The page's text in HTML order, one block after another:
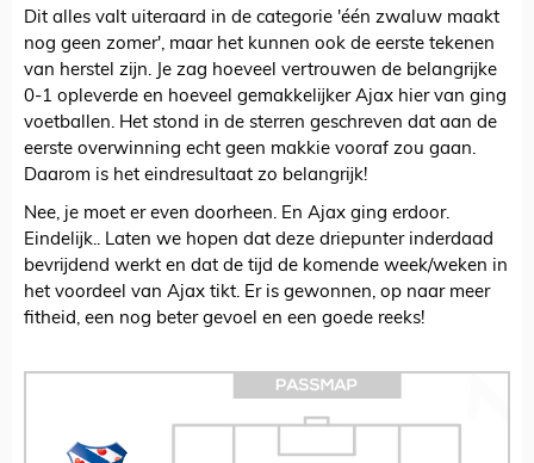
Dit alles valt uiteraard in de categorie 'één zwaluw maakt
nog geen zomer', maar het kunnen ook de eerste tekenen
van herstel zijn. Je zag hoeveel vertrouwen de belangrijke
0-1 opleverde en hoeveel gemakkelijker Ajax hier van ging
voetballen. Het stond in de sterren geschreven dat aan de
eerste overwinning echt geen makkie vooraf zou gaan.
Daarom is het eindresultaat zo belangrijk!
Nee, je moet er even doorheen. En Ajax ging erdoor.
Eindelijk.. Laten we hopen dat deze driepunter inderdaad
bevrijdend werkt en dat de tijd de komende week/weken in
het voordeel van Ajax tikt. Er is gewonnen, op naar meer
fitheid, een nog beter gevoel en een goede reeks!